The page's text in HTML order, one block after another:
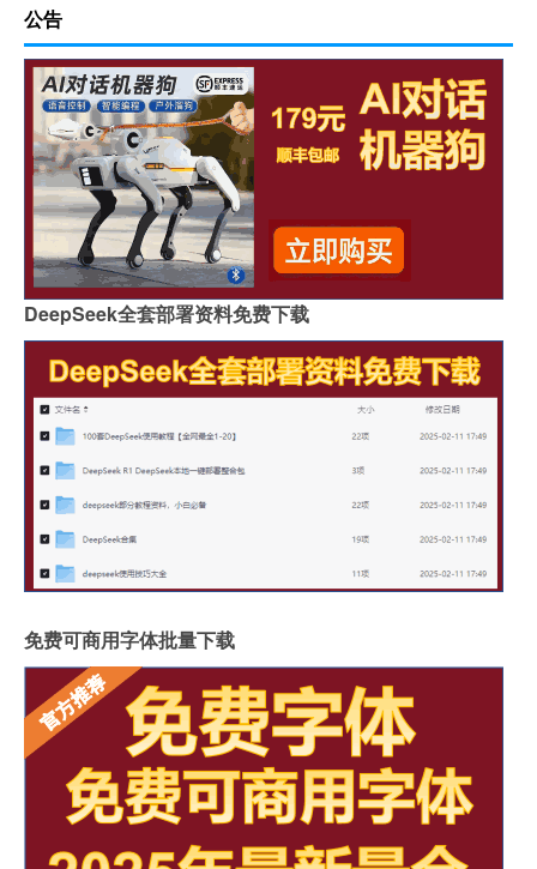
公告
DeepSeek全套部署资料免费下载
免费可商用字体批量下载